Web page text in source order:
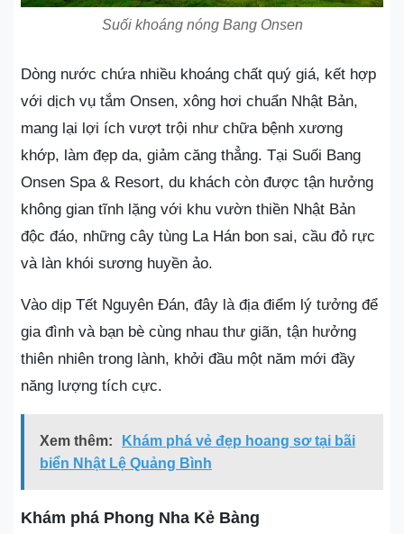
Suối khoáng nóng Bang Onsen
Dòng nước chứa nhiều khoáng chất quý giá, kết hợp
với dịch vụ tắm Onsen, xông hơi chuẩn Nhật Bản,
mang lại lợi ích vượt trội như chữa bệnh xương
khớp, làm đẹp da, giảm căng thẳng. Tại Suối Bang
Onsen Spa & Resort, du khách còn được tận hưởng
không gian tĩnh lặng với khu vườn thiền Nhật Bản
độc đáo, những cây tùng La Hán bon sai, cầu đỏ rực
và làn khói sương huyền ảo.
Vào dịp Tết Nguyên Đán, đây là địa điểm lý tưởng để
gia đình và bạn bè cùng nhau thư giãn, tận hưởng
thiên nhiên trong lành, khởi đầu một năm mới đầy
năng lượng tích cực.
Xem thêm:
Khám phá vẻ đẹp hoang sơ tại bãi
biển Nhật Lệ Quảng Bình
Khám phá Phong Nha Kẻ Bàng